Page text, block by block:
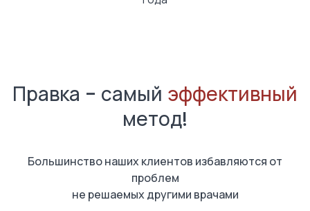
Правка - самый эффективный
метод!
Большинство наших клиентов избавляются от
проблем
не решаемых другими врачами